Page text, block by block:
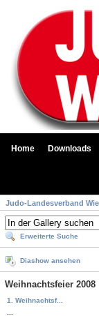
Home Downloads
Judo-Landesverband
Erweiterte Suche
Diashow ansehen
Weihnachtsfeier 2008
1. Weihnachtsf...